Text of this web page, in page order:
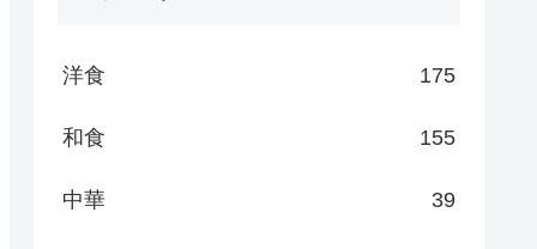
洋食 175
和食 155
中華 39